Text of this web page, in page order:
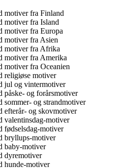
motiver fra Finland
motiver fra Island
motiver fra Europa
motiver fra Asien
motiver fra Afrika
motiver fra Amerika
motiver fra Oceanien
religiøse motiver
jul og vintermotiver
påske- og forårsmotiver
sommer- og strandmotiver
efterår- og skovmotiver
valentinsdag-motiver
fødselsdag-motiver
bryllups-motiver
baby-motiver
dyremotiver
hunde-motiver